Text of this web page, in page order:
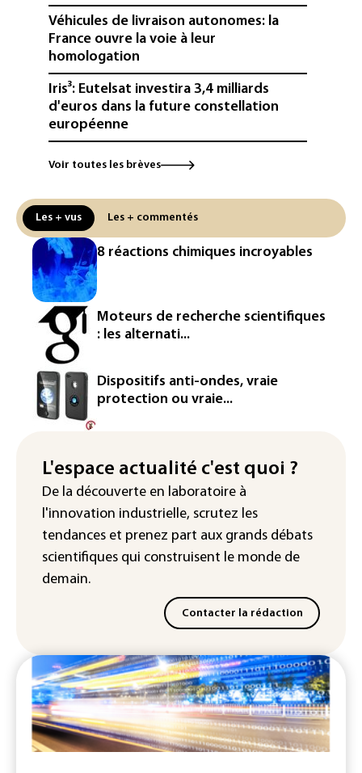
Véhicules de livraison autonomes: la
France ouvre la voie à leur
homologation
Iris³: Eutelsat investira 3,4 milliards
d'euros dans la future constellation
européenne
Le magazine VSD racheté par
l'entrepreneur Vianney d'Alançon
La production française de maïs
attendue au plus bas depuis 1980
"Retour en force" progressif de la
chaleur dans les prochains jours en
France
L'Arabie saoudite, le Pakistan et la
Turquie ont signé un accord de défense
Le Sri Lanka bloque près de 100
nouveaux sites de paris en ligne non
autorisés
trimestre 2026, avec la hausse des prix
du pétrole
Voir toutes les brèves
Les + vus Les + commentés
8 réactions chimiques incroyables
Moteurs de recherche scientifiques
: les alternati...
Dispositifs anti-ondes, vraie
protection ou vraie...
L'espace actualité c'est quoi ?
De la découverte en laboratoire à
l'innovation industrielle, scrutez les
tendances et prenez part aux grands débats
scientifiques qui construisent le monde de
demain.
Contacter la rédaction